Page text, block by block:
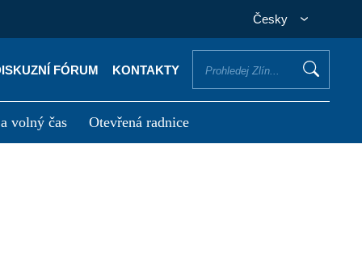
Česky
FÓRUM KONTAKTY
volný čas Otevřená radnice